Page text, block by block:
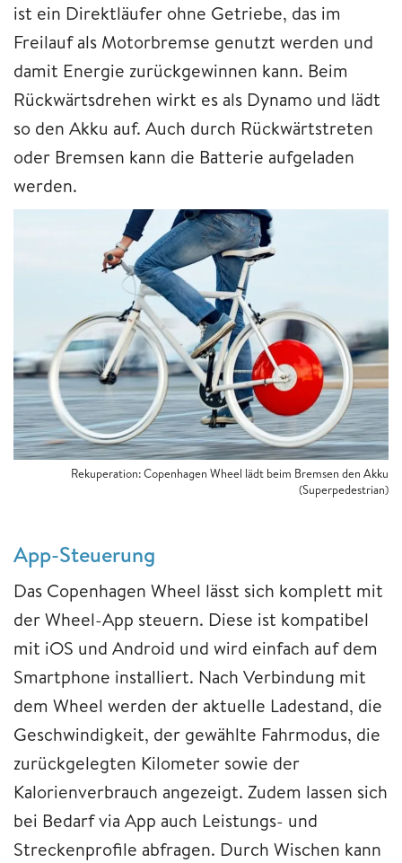
ist ein Direktläufer ohne Getriebe, das im
Freilauf als Motorbremse genutzt werden und
damit Energie zurückgewinnen kann. Beim
Rückwärtsdrehen wirkt es als Dynamo und lädt
so den Akku auf. Auch durch Rückwärtstreten
oder Bremsen kann die Batterie aufgeladen
werden.
Rekuperation: Copenhagen Wheel lädt beim Bremsen den Akku
(Superpedestrian)
App-Steuerung
Das Copenhagen Wheel lässt sich komplett mit
der Wheel-App steuern. Diese ist kompatibel
mit iOS und Android und wird einfach auf dem
Smartphone installiert. Nach Verbindung mit
dem Wheel werden der aktuelle Ladestand, die
Geschwindigkeit, der gewählte Fahrmodus, die
zurückgelegten Kilometer sowie der
Kalorienverbrauch angezeigt. Zudem lassen sich
bei Bedarf via App auch Leistungs- und
Streckenprofile abfragen. Durch Wischen kann